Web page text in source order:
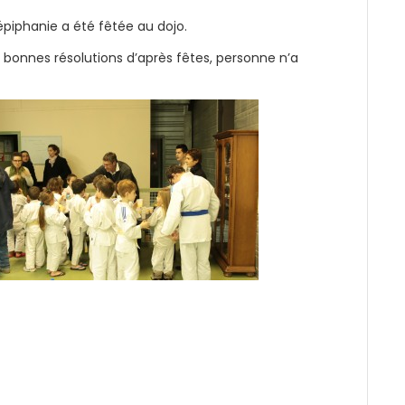
a été fêtée au dojo.
résolutions d’après fêtes, personne n’a